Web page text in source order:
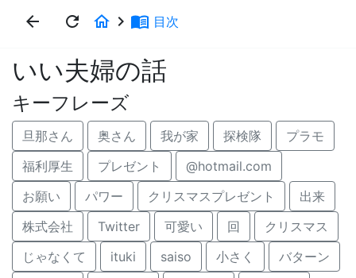
arrow_back refresh home keyboard_arrow_right menu_book 目次
いい夫婦の話
キーフレーズ
旦那さん 奥さん 我が家 探検隊
プラモ
福利厚生
プレゼント
@hotmail.com
お願い
パワー クリスマスプレゼント
出来
株式会社
Twitter 可愛い 回
クリスマス
じゃなくて
ituki saiso 小さく
バターン